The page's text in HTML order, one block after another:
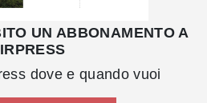
UN ABBONAMENTO A
dove e quando vuoi